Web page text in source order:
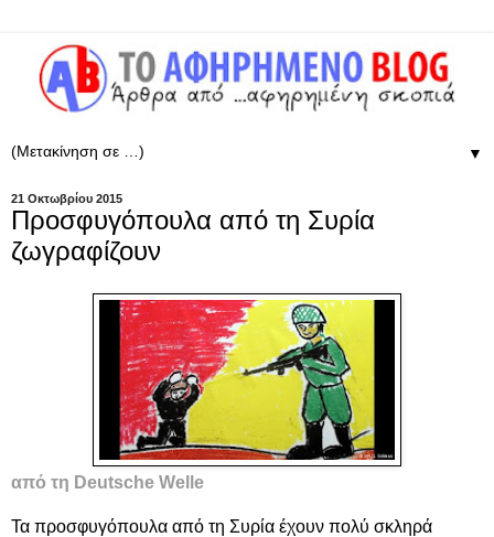
▼
21 Οκτωβρίου 2015
Προσφυγόπουλα από τη Συρία
ζωγραφίζουν
από τη Deutsche Welle
Τα προσφυγόπουλα από τη Συρία έχουν πολύ σκληρά